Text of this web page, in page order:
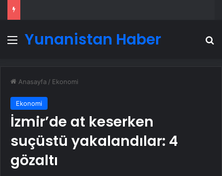
Menü
Yunanistan Haber
Anasayfa / Ekonomi
Ekonomi
İzmir’de at keserken
suçüstü yakalandılar: 4
gözaltı